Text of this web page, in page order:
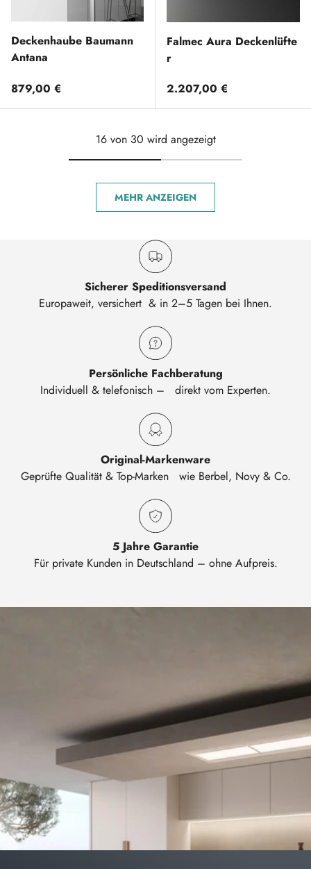
Deckenhaube Baumann
Antana
Normaler Preis
879,00 €
Falmec Aura Deckenlüfte
r
Normaler Preis
2.207,00 €
16 von 30 wird angezeigt
MEHR ANZEIGEN
Sicherer Speditionsversand
Europaweit, versichert & in 2–5 Tagen bei Ihnen.
Persönliche Fachberatung
Individuell & telefonisch – direkt vom Experten.
Original-Markenware
Geprüfte Qualität & Top-Marken wie Berbel, Novy & Co.
5 Jahre Garantie
Für private Kunden in Deutschland – ohne Aufpreis.